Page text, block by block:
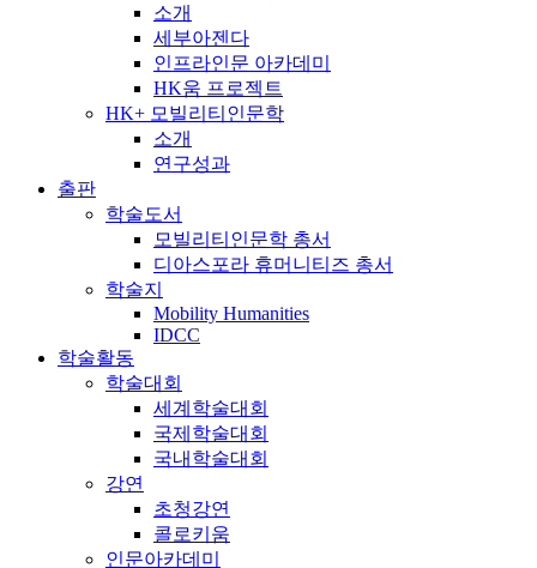
소개
세부아젠다
인프라인문 아카데미
HK움 프로젝트
HK+ 모빌리티인문학
소개
연구성과
출판
학술도서
모빌리티인문학 총서
디아스포라 휴머니티즈 총서
학술지
Mobility Humanities
IDCC
학술활동
학술대회
세계학술대회
국제학술대회
국내학술대회
강연
초청강연
콜로키움
인문아카데미